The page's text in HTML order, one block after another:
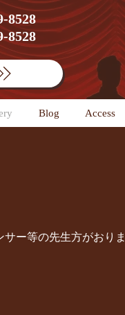
8528
8528
Blog Access
ー等の先生方がおりま